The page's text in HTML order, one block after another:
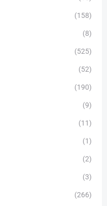
(158)
(8)
(525)
(52)
(190)
(9)
(11)
(1)
(2)
(3)
(266)